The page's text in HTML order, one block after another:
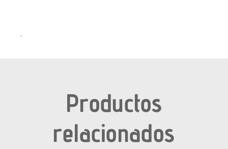
.
Productos
relacionados